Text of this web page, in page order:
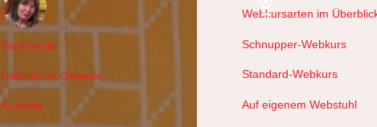
Schals
Paramente
Historische Gewebe
Kruseler
Webkursarten im
Schnupper-Webkurs
Standard-Webkurs
Auf eigenem Webstuhl